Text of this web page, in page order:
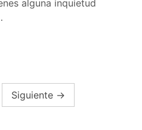
alguna inquietud
Siguiente →